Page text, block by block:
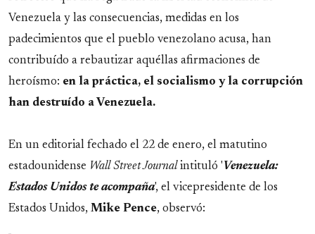
Venezuela y las consecuencias, medidas en los
padecimientos que el pueblo venezolano acusa, han
contribuído a rebautizar aquéllas afirmaciones de
heroísmo: en la práctica, el socialismo y la corrupción
han destruído a Venezuela.
En un editorial fechado el 22 de enero, el matutino
estadounidense Wall Street Journal intituló ' Venezuela:
Estados Unidos te acompaña', el vicepresidente de los
Estados Unidos, Mike Pence, observó: